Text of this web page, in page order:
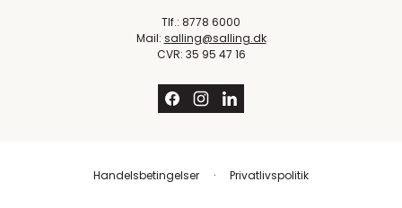
Tlf.: 8778 6000
Mail: salling@salling.dk
CVR: 35 95 47 16
Handelsbetingelser Privatlivspolitik